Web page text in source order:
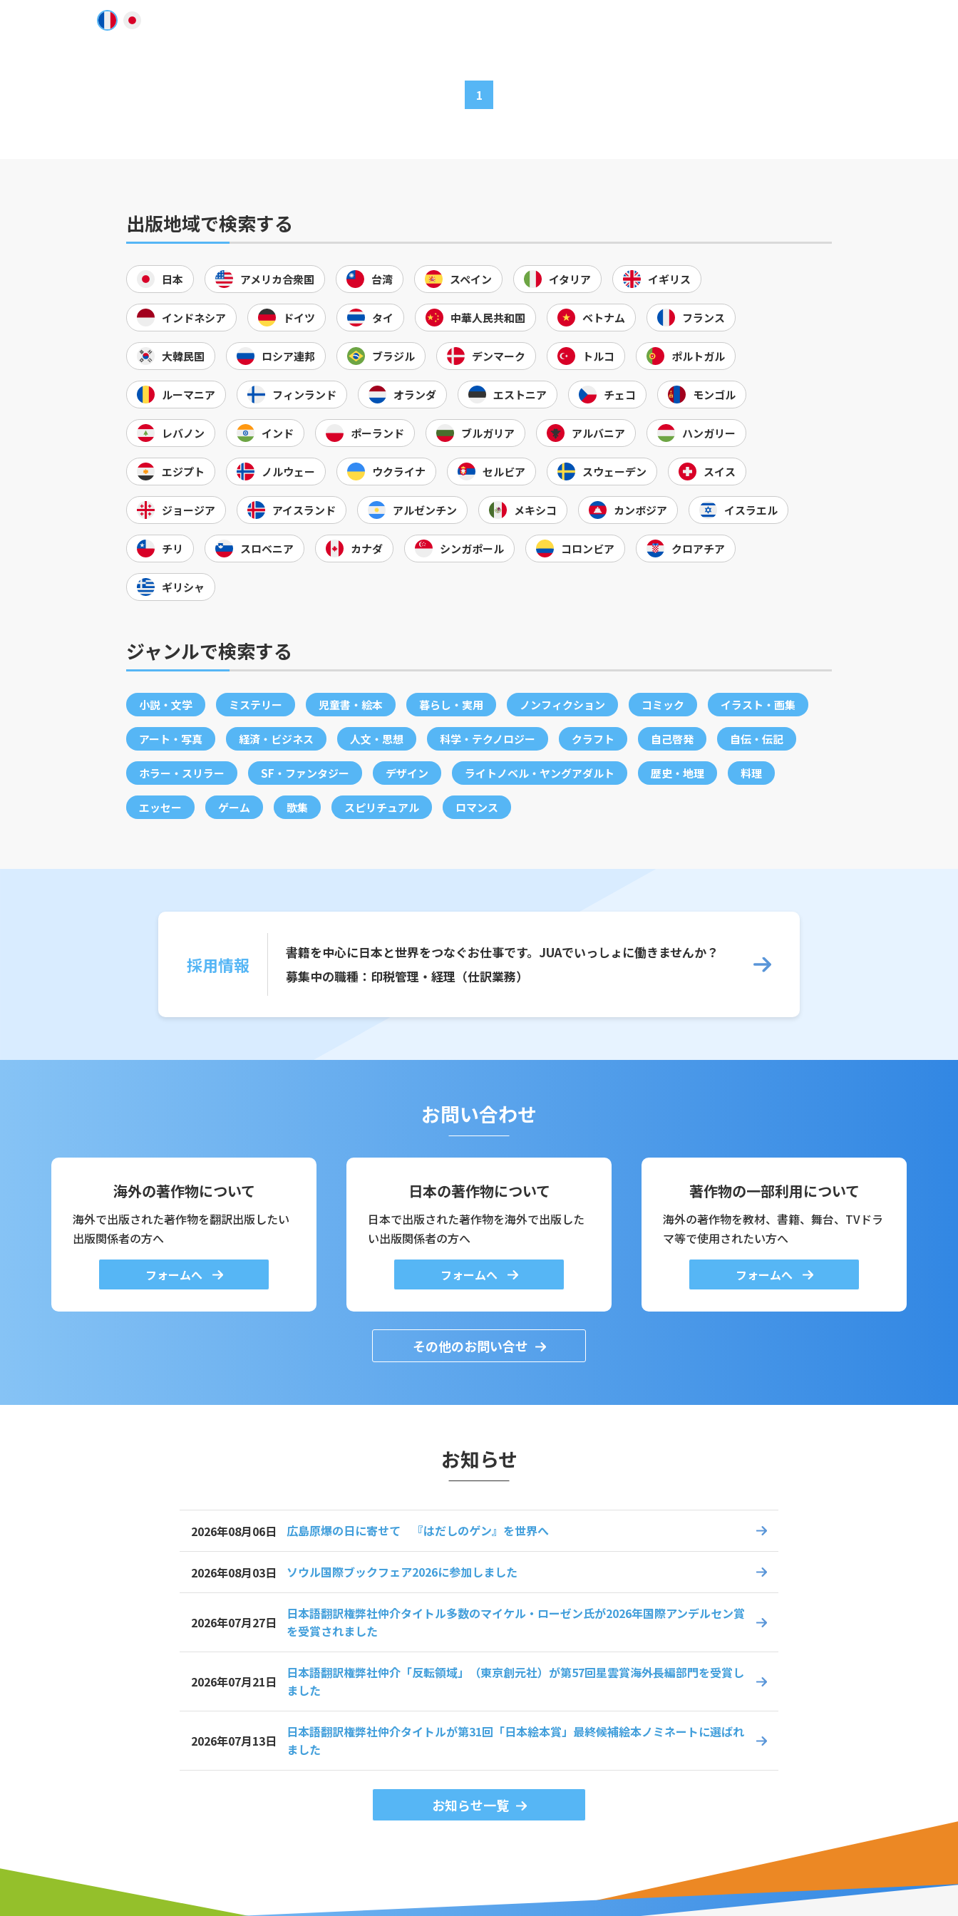
1
出版地域で検索する
日本 アメリカ合衆国 台湾 スペイン イタリア イギリス
インドネシア ドイツ タイ 中華人民共和国 ベトナム フランス
大韓民国 ロシア連邦 ブラジル デンマーク トルコ ポルトガル
ルーマニア フィンランド オランダ エストニア チェコ モンゴル
レバノン インド ポーランド ブルガリア アルバニア ハンガリー
エジプト ノルウェー ウクライナ セルビア スウェーデン スイス
ジョージア アイスランド アルゼンチン メキシコ カンボジア イスラエル
チリ スロベニア カナダ シンガポール コロンビア クロアチア
ギリシャ
ジャンルで検索する
小説・文学 ミステリー 児童書・絵本 暮らし・実用 ノンフィクション コミック イラスト・画集
アート・写真 経済・ビジネス 人文・思想 科学・テクノロジー クラフト 自己啓発 自伝・伝記
ホラー・スリラー SF・ファンタジー デザイン ライトノベル・ヤングアダルト 歴史・地理 料理
エッセー ゲーム 歌集 スピリチュアル ロマンス
採用情報
書籍を中心に日本と世界をつなぐお仕事です。JUAでいっしょに働きませんか？
募集中の職種：印税管理・経理（仕訳業務）
お問い合わせ
海外の著作物について
海外で出版された著作物を翻訳出版したい
出版関係者の方へ
フォームへ
日本の著作物について
日本で出版された著作物を海外で出版した
い出版関係者の方へ
フォームへ
著作物の一部利用について
海外の著作物を教材、書籍、舞台、TVドラ
マ等で使用されたい方へ
フォームへ
その他のお問い合せ
お知らせ
2026年08月06日 広島原爆の日に寄せて 『はだしのゲン』を世界へ
2026年08月03日 ソウル国際ブックフェア2026に参加しました
2026年07月27日
日本語翻訳権弊社仲介タイトル多数のマイケル・ローゼン氏が2026年国際アンデルセン賞
を受賞されました
2026年07月21日
日本語翻訳権弊社仲介「反転領域」（東京創元社）が第57回星雲賞海外長編部門を受賞し
ました
2026年07月13日
日本語翻訳権弊社仲介タイトルが第31回「日本絵本賞」最終候補絵本ノミネートに選ばれ
ました
お知らせ一覧